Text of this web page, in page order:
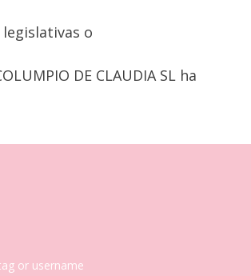
legislativas o
DE CLAUDIA SL ha
or username